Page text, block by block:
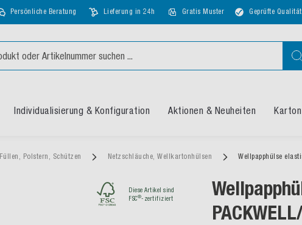
Persönliche Beratung Lieferung in 24h Gratis Muster Geprüfte Qualität
Individualisierung & Konfiguration Aktionen & Neuheiten
Füllen, Polstern, Schützen Netzschläuche, Wellkartonhülsen Wellpapphülse
Diese Artikel sind
FSC®-zertifiziert